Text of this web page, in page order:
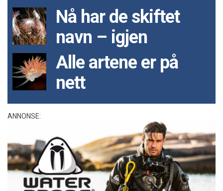
Nå har de skiftet
navn – igjen
Alle artene er på
nett
ANNONSE: